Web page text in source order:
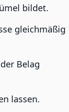
bildet.
gleichmäßig
Belag
lassen.